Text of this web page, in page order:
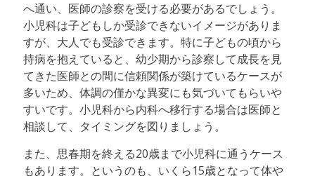
へ通い、医師の診察を受ける必要があるでしょう。
小児科は子どもしか受診できないイメージがありま
すが、大人でも受診できます。特に子どもの頃から
持病を抱えていると、幼少期から診察して成長を見
てきた医師との間に信頼関係が築けているケースが
多いため、体調の僅かな異変にも気づいてもらいや
すいです。小児科から内科へ移行する場合は医師と
相談して、タイミングを図りましょう。
また、思春期を終える20歳まで小児科に通うケース
もあります。というのも、いくら15歳となって体や